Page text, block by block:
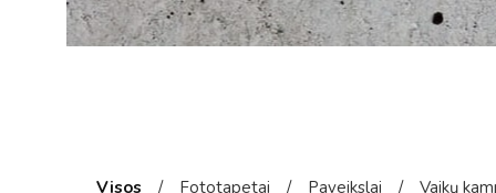
Visos / Fototapetai / Paveikslai / Vaikų